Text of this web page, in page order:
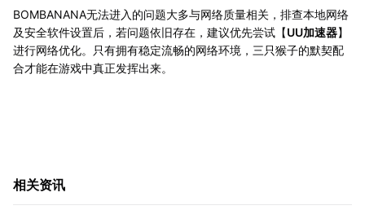
BOMBANANA无法进入的问题大多与网络质量相关，排查本地网络
及安全软件设置后，若问题依旧存在，建议优先尝试【UU加速器】
进行网络优化。只有拥有稳定流畅的网络环境，三只猴子的默契配
合才能在游戏中真正发挥出来。
相关资讯